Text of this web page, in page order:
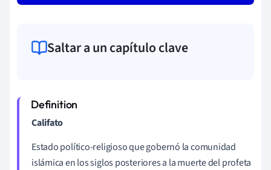
Saltar a un capítulo clave
Califato
Estado político-religioso que gobernó la comunidad
islámica en los siglos posteriores a la muerte del profeta